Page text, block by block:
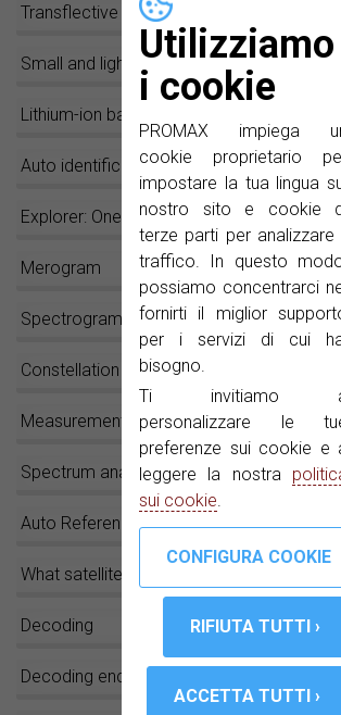
Utilizziamo
i cookie
PROMAX impiega
cookie proprietario
impostare la tua lingua
nostro sito e cookie
terze parti per analizzare
traffico. In questo
possiamo concentrarci
fornirti il miglior
per i servizi di cui
bisogno.
Ti invitiamo
personalizzare le
preferenze sui cookie e
leggere la nostra
sui cookie.
Transflective LCD
Small and light
Lithium-ion batteries
Auto identification: The magic key!
Explorer: One key and go!
Merogram
Spectrogram
Constellation diagram
Measurements
Spectrum analyser
Auto Reference Level
What satellite is this?
Decoding
Decoding encrypted channels